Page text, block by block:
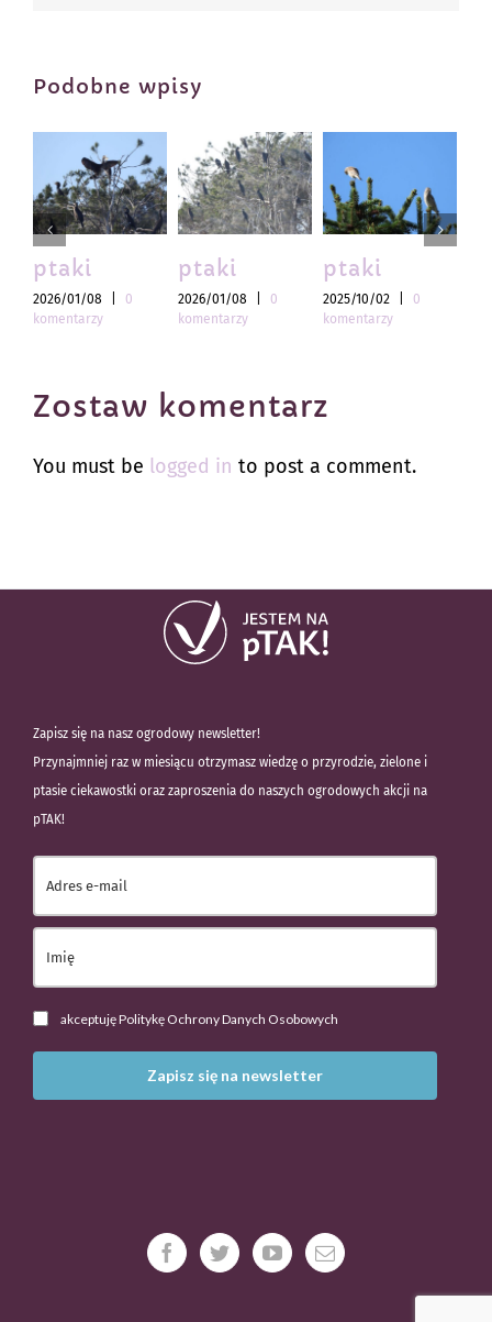
Podobne wpisy
ptaki
2026/01/08
0
komentarzy
ptaki
2026/01/08
0
komentarzy
ptaki
2025/10/02
0
komentarzy
Zostaw komentarz
You must be logged in to post a comment.
Zapisz się na nasz ogrodowy newsletter!
Przynajmniej raz w miesiącu otrzymasz wiedzę o przyrodzie, zielone i
ptasie ciekawostki oraz zaproszenia do naszych ogrodowych akcji na
pTAK!
akceptuję Politykę Ochrony Danych Osobowych
Zapisz się na newsletter